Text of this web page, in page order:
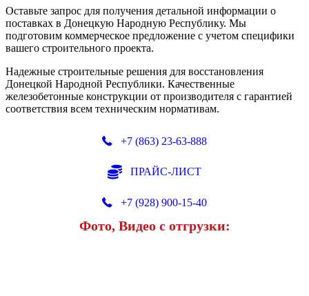
Оставьте запрос для получения детальной информации о
поставках в Донецкую Народную Республику. Мы
подготовим коммерческое предложение с учетом специфики
вашего строительного проекта.
Надежные строительные решения для восстановления
Донецкой Народной Республики. Качественные
железобетонные конструкции от производителя с гарантией
соответствия всем техническим нормативам.
+7 (863) 23-63-888
ПРАЙС-ЛИСТ
+7 (928) 900-15-40
Фото, Видео с отгрузки: